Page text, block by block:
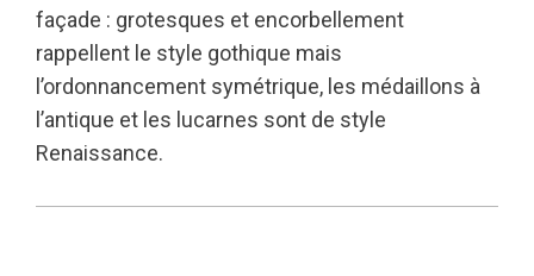
façade : grotesques et encorbellement
rappellent le style gothique mais
l’ordonnancement symétrique, les médaillons à
l’antique et les lucarnes sont de style
Renaissance.